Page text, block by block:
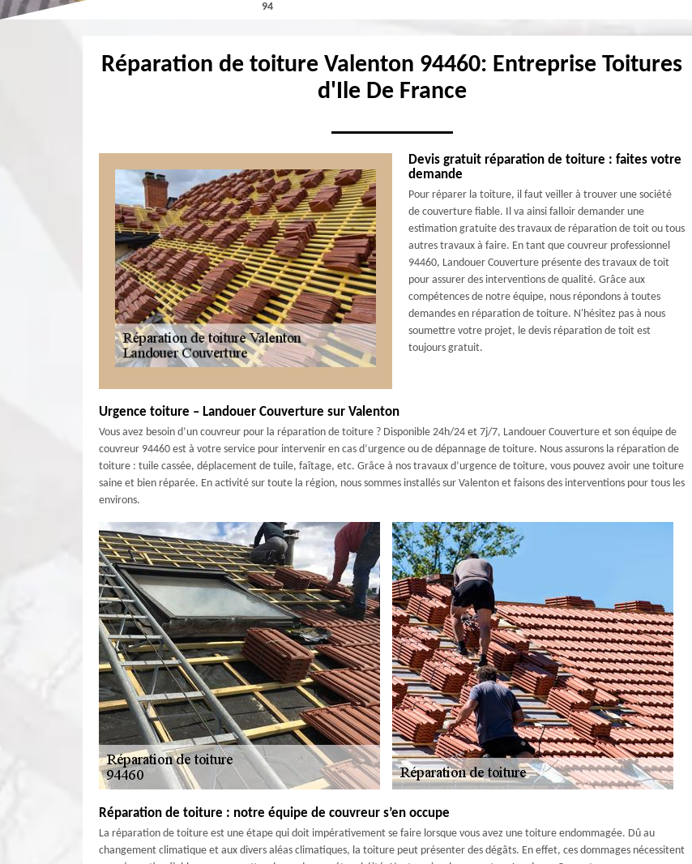
94
Réparation de toiture Valenton 94460: Entreprise Toitures
d'Ile De France
Devis gratuit réparation de toiture : faites votre
demande
Pour réparer la toiture, il faut veiller à trouver une société
de couverture fiable. Il va ainsi falloir demander une
estimation gratuite des travaux de réparation de toit ou tous
autres travaux à faire. En tant que couvreur professionnel
94460, Landouer Couverture présente des travaux de toit
pour assurer des interventions de qualité. Grâce aux
compétences de notre équipe, nous répondons à toutes
demandes en réparation de toiture. N'hésitez pas à nous
soumettre votre projet, le devis réparation de toit est
toujours gratuit.
Urgence toiture – Landouer Couverture sur Valenton
Vous avez besoin d’un couvreur pour la réparation de toiture ? Disponible 24h/24 et 7j/7, Landouer Couverture et son équipe de
couvreur 94460 est à votre service pour intervenir en cas d’urgence ou de dépannage de toiture. Nous assurons la réparation de
toiture : tuile cassée, déplacement de tuile, faîtage, etc. Grâce à nos travaux d’urgence de toiture, vous pouvez avoir une toiture
saine et bien réparée. En activité sur toute la région, nous sommes installés sur Valenton et faisons des interventions pour tous les
environs.
Réparation de toiture : notre équipe de couvreur s’en occupe
La réparation de toiture est une étape qui doit impérativement se faire lorsque vous avez une toiture endommagée. Dû au
changement climatique et aux divers aléas climatiques, la toiture peut présenter des dégâts. En effet, ces dommages nécessitent